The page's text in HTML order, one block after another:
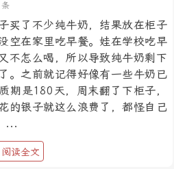
买了不少纯牛奶，结果放在柜子
空在家里吃早餐。娃在学校吃早
不怎么喝，所以导致纯牛奶剩下
。之前就记得好像有一些牛奶已
期是180天，周末翻了下柜子，
的银子就这么浪费了，都怪自己
...
阅读全文